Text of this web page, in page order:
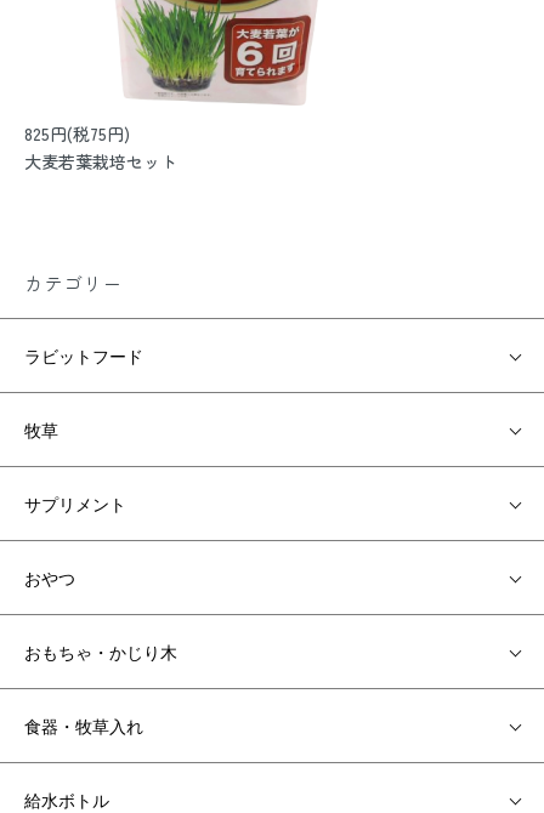
825円(税75円)
大麦若葉栽培セット
カテゴリー
ラビットフード
牧草
サプリメント
おやつ
おもちゃ・かじり木
食器・牧草入れ
給水ボトル